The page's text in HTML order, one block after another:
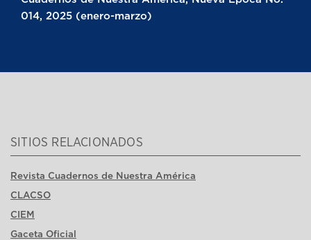
014, 2025 (enero-marzo)
SITIOS RELACIONADOS
Revista Cuadernos de Nuestra América
CLACSO
CIEM
Gaceta Oficial